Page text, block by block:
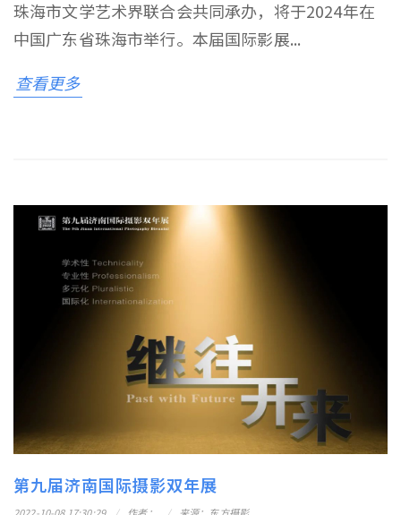
珠海市文学艺术界联合会共同承办，将于2024年在
中国广东省珠海市举行。本届国际影展...
查看更多
第九届济南国际摄影双年展